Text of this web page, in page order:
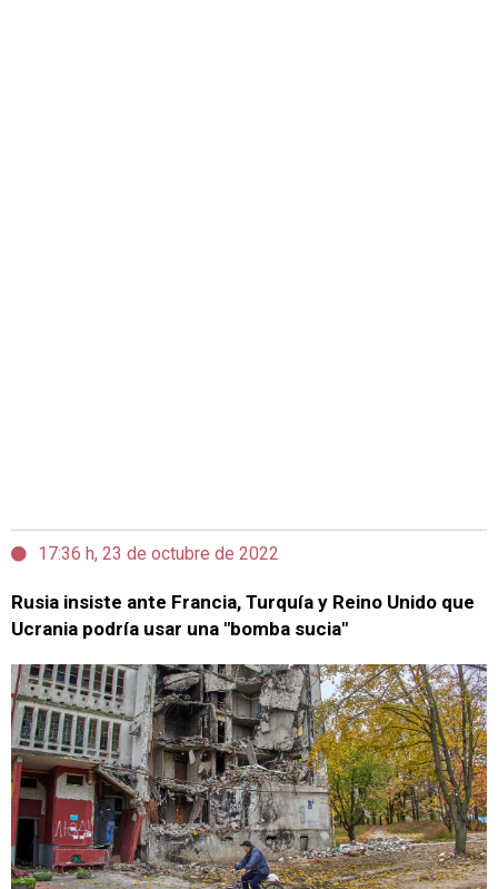
17:36 h, 23 de octubre de 2022
Rusia insiste ante Francia, Turquía y Reino Unido que
Ucrania podría usar una "bomba sucia"